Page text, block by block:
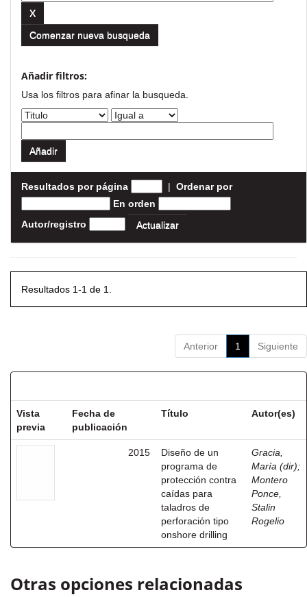
Comenzar nueva busqueda
Añadir filtros:
Usa los filtros para afinar la busqueda.
Resultados por página | Ordenar por
En orden
Autor/registro
Resultados 1-1 de 1.
Anterior 1 Siguiente
Vista
previa
Fecha de
publicación
Título Autor(es)
2015
Diseño de un
programa de
protección contra
caídas para
taladros de
perforación tipo
onshore drilling
Gracia,
María (dir);
Montero
Ponce,
Stalin
Rogelio
Otras opciones relacionadas